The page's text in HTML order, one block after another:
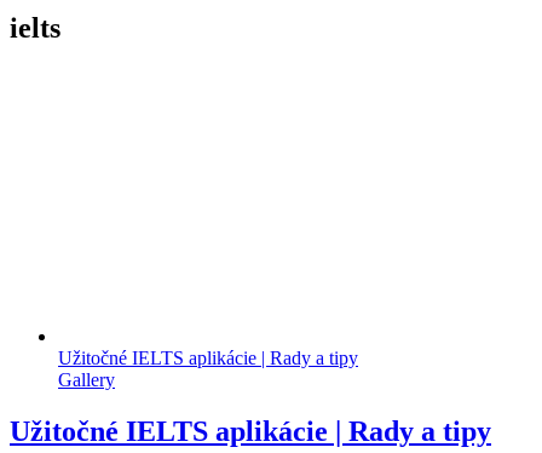
ielts
Užitočné IELTS aplikácie | Rady a tipy
Gallery
Užitočné IELTS aplikácie | Rady a tipy